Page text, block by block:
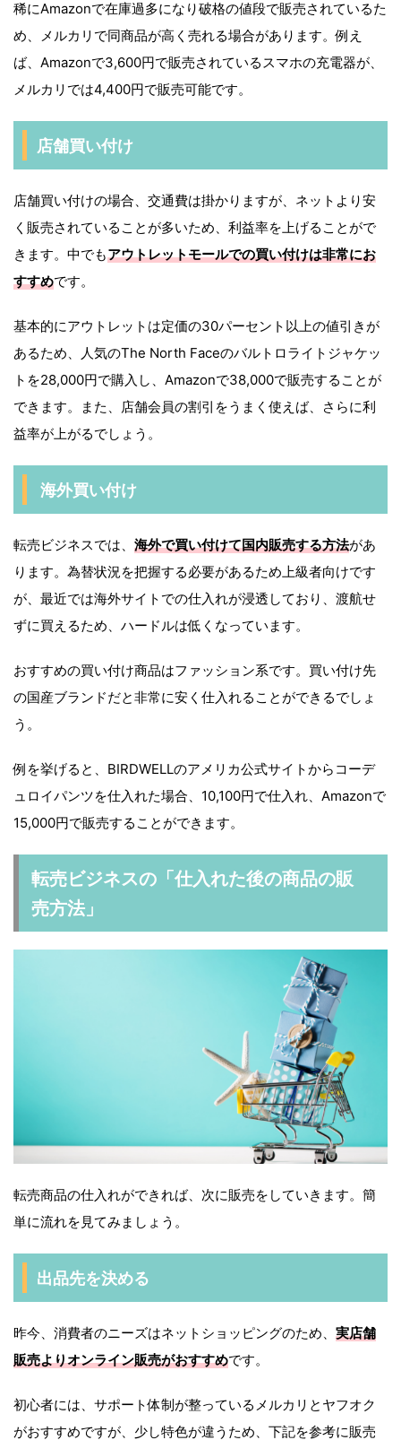
稀にAmazonで在庫過多になり破格の値段で販売されているた
め、メルカリで同商品が高く売れる場合があります。例え
ば、Amazonで3,600円で販売されているスマホの充電器が、
メルカリでは4,400円で販売可能です。
店舗買い付け
店舗買い付けの場合、交通費は掛かりますが、ネットより安
く販売されていることが多いため、利益率を上げることがで
きます。中でもアウトレットモールでの買い付けは非常にお
すすめです。
基本的にアウトレットは定価の30パーセント以上の値引きが
あるため、人気のThe North Faceのバルトロライトジャケッ
トを28,000円で購入し、Amazonで38,000で販売することが
できます。また、店舗会員の割引をうまく使えば、さらに利
益率が上がるでしょう。
海外買い付け
転売ビジネスでは、 海外で買い付けて国内販売する方法があ
ります。為替状況を把握する必要があるため上級者向けです
が、最近では海外サイトでの仕入れが浸透しており、渡航せ
ずに買えるため、ハードルは低くなっています。
おすすめの買い付け商品はファッション系です。買い付け先
の国産ブランドだと非常に安く仕入れることができるでしょ
う。
例を挙げると、BIRDWELLのアメリカ公式サイトからコーデ
ュロイパンツを仕入れた場合、10,100円で仕入れ、Amazonで
15,000円で販売することができます。
転売ビジネスの「仕入れた後の商品の販
売方法」
転売商品の仕入れができれば、次に販売をしていきます。簡
単に流れを見てみましょう。
出品先を決める
昨今、消費者のニーズはネットショッピングのため、 実店舗
販売よりオンライン販売がおすすめです。
初心者には、サポート体制が整っているメルカリとヤフオク
がおすすめですが、少し特色が違うため、下記を参考に販売